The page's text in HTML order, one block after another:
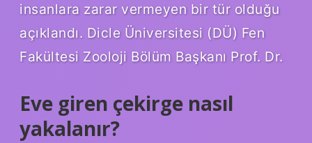
insanlara zarar vermeyen bir tür olduğu
açıklandı. Dicle Üniversitesi (DÜ) Fen
Fakültesi Zooloji Bölüm Başkanı Prof. Dr.
Eve giren çekirge nasıl
yakalanır?